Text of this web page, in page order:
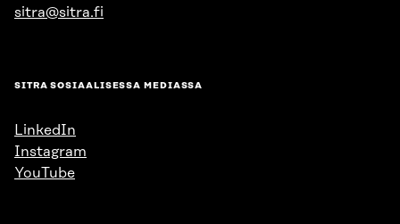
sitra@sitra.fi
SITRA SOSIAALISESSA MEDIASSA
LinkedIn
Instagram
YouTube